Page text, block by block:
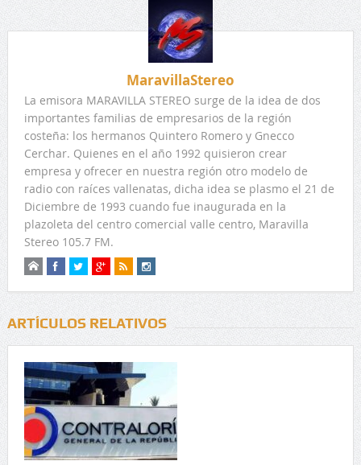
MaravillaStereo
La emisora MARAVILLA STEREO surge de la idea de dos
importantes familias de empresarios de la región
costeña: los hermanos Quintero Romero y Gnecco
Cerchar. Quienes en el año 1992 quisieron crear
empresa y ofrecer en nuestra región otro modelo de
radio con raíces vallenatas, dicha idea se plasmo el 21 de
Diciembre de 1993 cuando fue inaugurada en la
plazoleta del centro comercial valle centro, Maravilla
Stereo 105.7 FM.
ARTÍCULOS RELATIVOS